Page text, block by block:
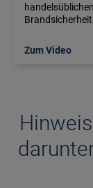
Zum Video